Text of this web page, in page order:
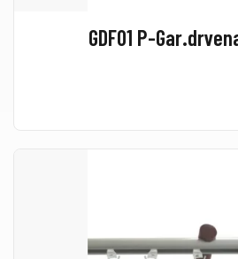
GDF01 P-